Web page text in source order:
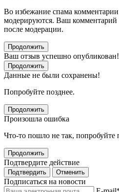
Во избежание спама
модерируются. Ваш комментарий
после модерации.
Продолжить
Ваш отзыв успешно опубликован!
Продолжить
Данные не были сохранены!
Попробуйте позднее.
Продолжить
Произошла ошибка
Что-то пошло не так, попробуйте
Продолжить
Подтвердите действие
Подтвердить Отменить
Подписаться на новости